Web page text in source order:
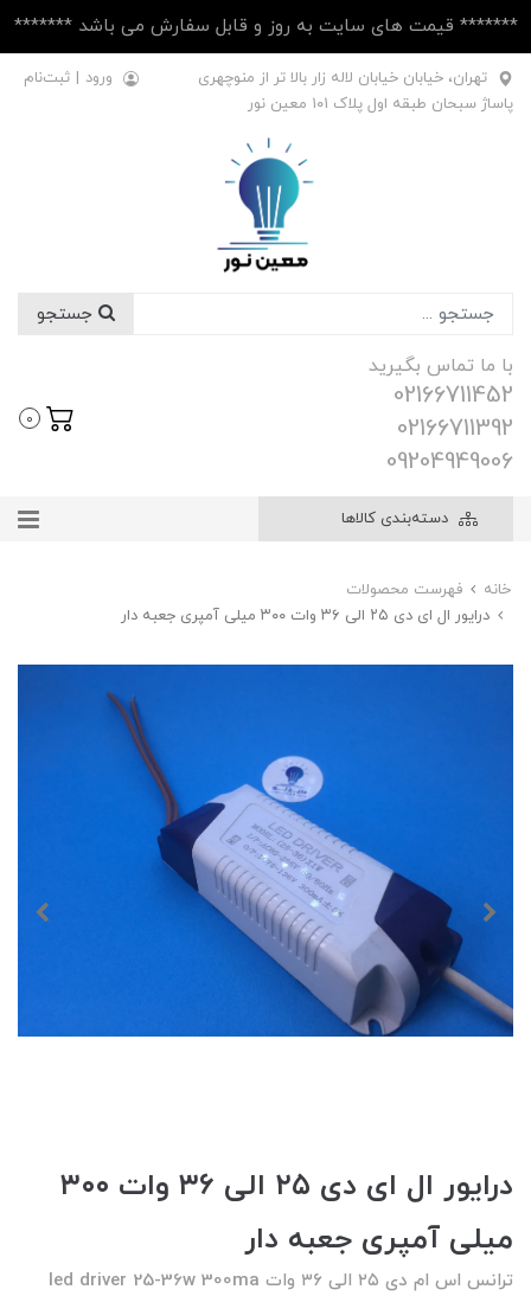
******* قیمت های سایت به روز و قابل سفارش می باشد *******
تهران، خیابان خیابان لاله زار بالا تر از منوچهری
پاساژ سبحان طبقه اول پلاک ۱۰1 معین نور
ورود | ثبت‌نام
با ما تماس بگیرید
02166711452
02166711392
09204949006
0
دسته‌بندی کالاها
خانه
فهرست محصولات
درایور ال ای دی ۲۵ الی ۳۶ وات ۳۰۰ میلی آمپری جعبه دار
درایور ال ای دی ۲۵ الی ۳۶ وات ۳۰۰
میلی آمپری جعبه دار
ترانس اس ام دی ۲۵ الی ۳۶ وات led driver 25-36w 300ma